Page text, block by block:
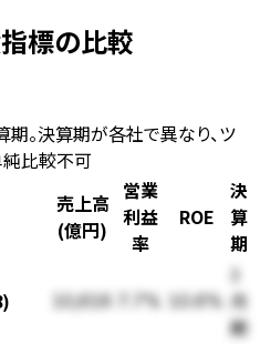
標の比較
期。決算期が各社で異なり、ツ
比較不可
売上高
(億円)
営業
利益
率
ROE
決
算
期
10,616 7.7% 10.6%
3
月
期